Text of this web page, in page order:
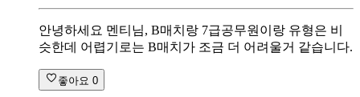
안녕하세요 멘티님, B매치랑 7급공무원이랑 유형은 비
슷한데 어렵기로는 B매치가 조금 더 어려울거 같습니다.
좋아요 0